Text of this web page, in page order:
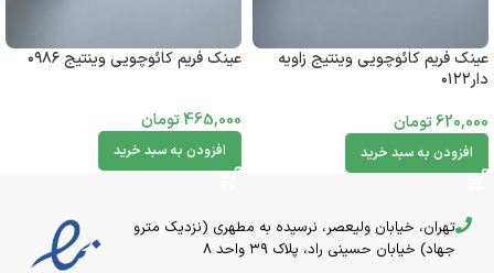
عینک فریم کائوچویی وینتیج زاویه
دار۰۱۲۲
620,000تومان
افزودن به سبد خرید
عینک فریم کائوچویی وینتیج ۰۹۸۶
465,000تومان
افزودن به سبد خرید
تهران، خیابان ولیعصر، نرسیده به مطهری (نزدیک مترو
جهاد) خیابان حسینی راد، پلاک ۳۹ واحد 8